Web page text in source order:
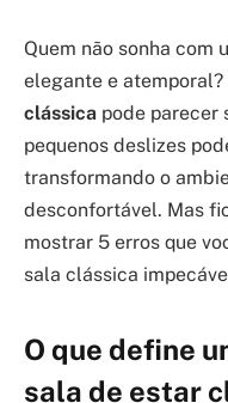
Quem não sonha com
elegante e atemporal?
clássica pode parecer
pequenos deslizes
transformando o
desconfortável. Mas
mostrar 5 erros que
sala clássica
O que define
sala de estar